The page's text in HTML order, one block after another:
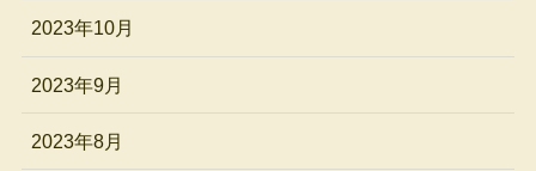
2023年10月
2023年9月
2023年8月